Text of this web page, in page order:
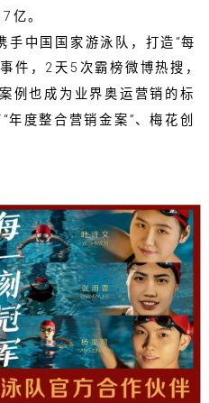
亿。
手中国国家游泳队，打造“每
件，2天5次霸榜微博热搜，
例也成为业界奥运营销的标
度整合营销金案”、梅花创